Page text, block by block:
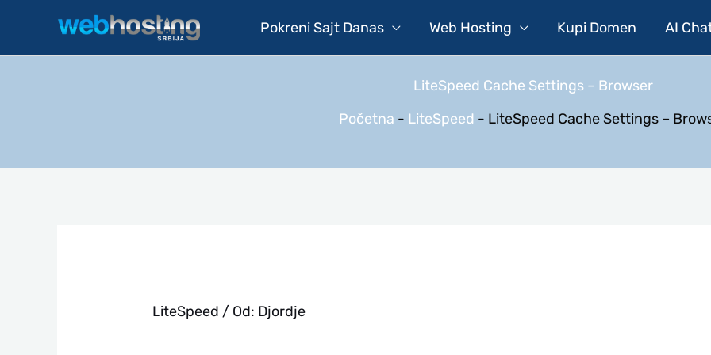
Pokreni Sajt Danas Web Hosting Kupi Domen AI
LiteSpeed Cache Settings – Browser
Početna - LiteSpeed - LiteSpeed Cache Settings –
LiteSpeed / Od: Djordje